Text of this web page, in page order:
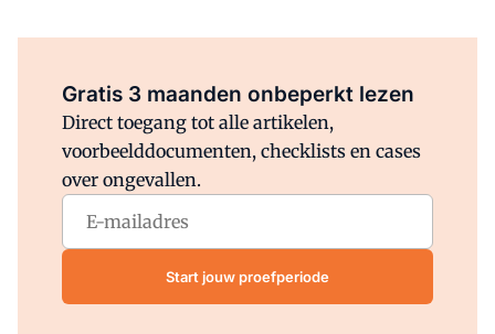
Gratis 3 maanden onbeperkt lezen
Direct toegang tot alle artikelen,
voorbeelddocumenten, checklists en cases
over ongevallen.
Start jouw proefperiode